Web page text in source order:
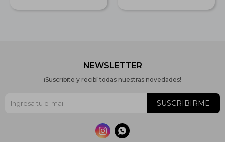
NEWSLETTER
¡Suscribite y recibí todas nuestras novedades!
SUSCRIBIRME
 